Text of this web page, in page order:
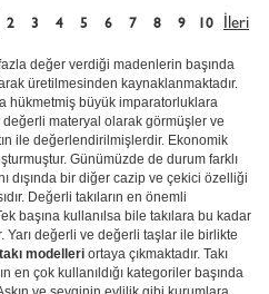
İleri
2 3 4 5 6 7 8 9 10
değer verdiği madenlerin başında
üretilmesinden kaynaklanmaktadır.
hükmetmiş büyük imparatorluklara
materyal olarak görmüşler ve
ile değerlendirilmişlerdir. Ekonomik
Günümüzde de durum farklı
dışında bir diğer cazip ve çekici özelliği
Değerli takıların en önemli
başına kullanılsa bile takılara bu kadar
Yarı değerli ve değerli taşlar ile birlikte
modelleri ortaya çıkmaktadır. Takı
en çok kullanıldığı kategoriler başında